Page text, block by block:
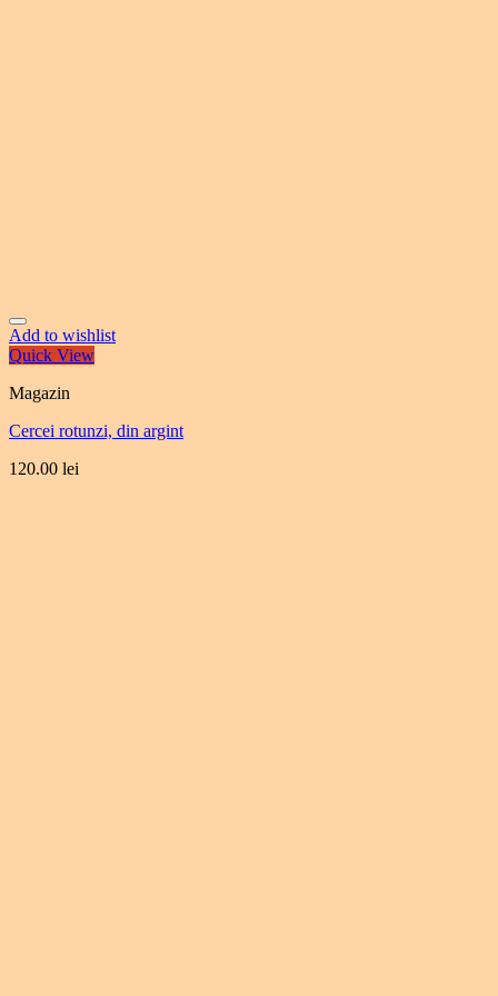
Add to wishlist
Quick View
Magazin
Cercei rotunzi, din argint
120.00 lei